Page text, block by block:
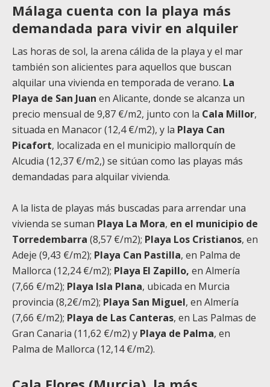
Málaga cuenta con la playa más
demandada para vivir en alquiler
Las horas de sol, la arena cálida de la playa y el mar
también son alicientes para aquellos que buscan
alquilar una vivienda en temporada de verano. La
Playa de San Juan en Alicante, donde se alcanza un
precio mensual de 9,87 €/m2, junto con la Cala Millor,
situada en Manacor (12,4 €/m2), y la Playa Can
Picafort, localizada en el municipio mallorquín de
Alcudia (12,37 €/m2,) se sitúan como las playas más
demandadas para alquilar vivienda.
A la lista de playas más buscadas para arrendar una
vivienda se suman Playa La Mora, en el municipio de
Torredembarra (8,57 €/m2); Playa Los Cristianos, en
Adeje (9,43 €/m2); Playa Can Pastilla, en Palma de
Mallorca (12,24 €/m2); Playa El Zapillo, en Almería
(7,66 €/m2); Playa Isla Plana, ubicada en Murcia
provincia (8,2€/m2); Playa San Miguel, en Almería
(7,66 €/m2); Playa de Las Canteras, en Las Palmas de
Gran Canaria (11,62 €/m2) y Playa de Palma, en
Palma de Mallorca (12,14 €/m2).